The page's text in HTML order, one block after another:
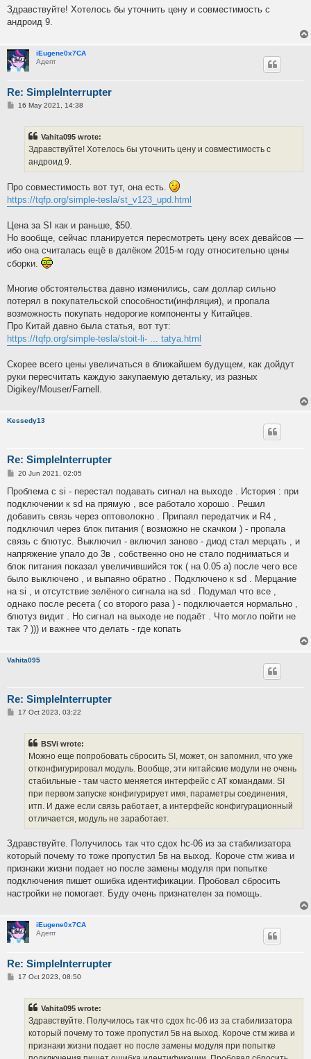
Здравствуйте! Хотелось бы уточнить цену и совместимость с
андроид 9.
iEugene0x7CA
Адепт
Re: SimpleInterrupter
P16 May 2021, 14:38
Vahita095 wrote:
Здравствуйте! Хотелось бы уточнить цену и совместимость с
андроид 9.
Про совместимость вот тут, она есть.
https://tqfp.org/simple-tesla/st_v123_upd.html
Цена за SI как и раньше, $50.
Но вообще, сейчас планируется пересмотреть цену всех девайсов —
ибо она считалась ещё в далёком 2015-м году относительно цены
сборки.
Многие обстоятельства давно изменились, сам доллар сильно
потерял в покупательской способности(инфляция), и пропала
возможность покупать недорогие компоненты у Китайцев.
Про Китай давно была статья, вот тут:
https://tqfp.org/simple-tesla/stoit-li- ... tatya.html
Скорее всего цены увеличаться в ближайшем будущем, как дойдут
руки пересчитать каждую закупаемую детальку, из разных
Digikey/Mouser/Farnell.
Kessedy13
Re: SimpleInterrupter
P
s
20 Jun 2021, 02:05
Проблема с si - перестал подавать сигнал на выходе . История : при
подключении к sd на прямую , все работало хорошо . Решил
добавить связь через оптоволокно . Припаял передатчик и R4 ,
подключил через блок питания ( возможно не скачком ) - пропала
связь с блютус. Выключил - включил заново - диод стал мерцать , и
напряжение упало до 3в , собственно оно не стало подниматься и
блок питания показал увеличившийся ток ( на 0.05 а) после чего все
было выключено , и выпаяно обратно . Подключено к sd . Мерцание
на si , и отсутствие зелёного сигнала на sd . Подумал что все ,
однако после ресета ( со второго раза ) - подключается нормально ,
блютуз видит . Но сигнал на выходе не подаёт . Что могло пойти не
так ? ))) и важнее что делать - где копать
Vahita095
Re: SimpleInterrupter
P17 Oct 2023, 03:22
BSVi wrote:
Можно еще попробовать сбросить SI, может, он запомнил, что уже
отконфигурировал модуль. Вообще, эти китайские модули не очень
стабильные - там часто меняется интерфейс с AT командами. SI
при первом запуске конфигурирует имя, параметры соединения,
итп. И даже если связь работает, а интерфейс конфигурационный
отличается, модуль не заработает.
Здравствуйте. Получилось так что сдох hc-06 из за стабилизатора
который почему то тоже пропустил 5в на выход. Короче стм жива и
признаки жизни подает но после замены модуля при попытке
подключения пишет ошибка идентификации. Пробовал сбросить
настройки не помогает. Буду очень признателен за помощь.
iEugene0x7CA
Адепт
Re: SimpleInterrupter
P17 Oct 2023, 08:50
Vahita095 wrote:
Здравствуйте. Получилось так что сдох hc-06 из за стабилизатора
который почему то тоже пропустил 5в на выход. Короче стм жива и
признаки жизни подает но после замены модуля при попытке